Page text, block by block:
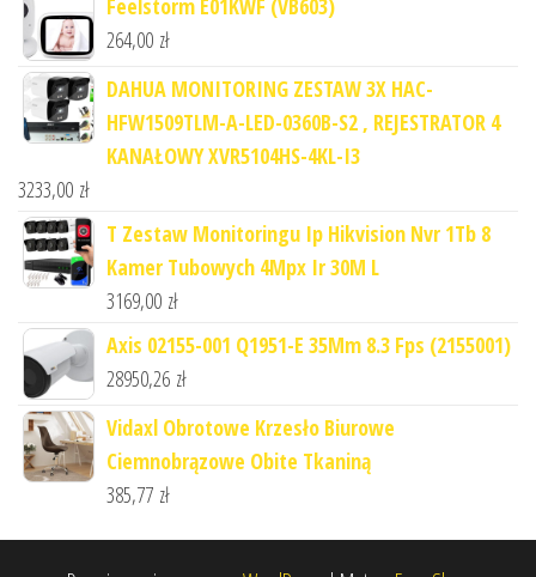
Feelstorm E01KWF (VB603)
264,00 zł
DAHUA MONITORING ZESTAW 3X HAC-
HFW1509TLM-A-LED-0360B-S2 , REJESTRATOR 4
KANAŁOWY XVR5104HS-4KL-I3
3233,00 zł
T Zestaw Monitoringu Ip Hikvision Nvr 1Tb 8
Kamer Tubowych 4Mpx Ir 30M L
3169,00 zł
Axis 02155-001 Q1951-E 35Mm 8.3 Fps (2155001)
28950,26 zł
Vidaxl Obrotowe Krzesło Biurowe
Ciemnobrązowe Obite Tkaniną
385,77 zł